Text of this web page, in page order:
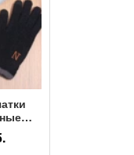
с